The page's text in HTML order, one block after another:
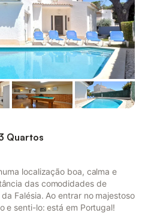
Quartos
localização boa, calma e
das comodidades de
Falésia. Ao entrar no majestoso
e senti-lo: está em Portugal!